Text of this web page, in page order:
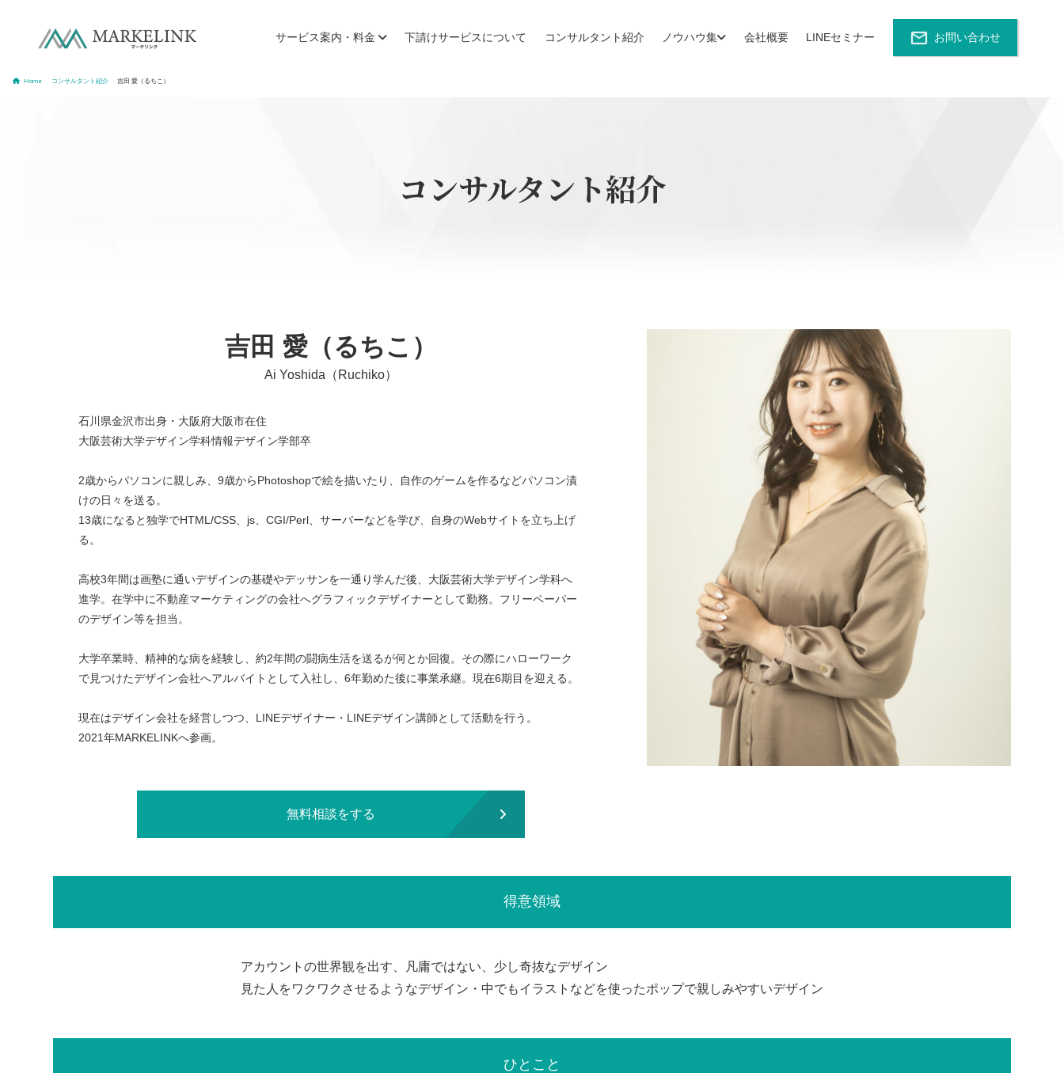
サービス案内・料金 下請けサービスについて コンサルタント紹介 ノウハウ集 会社概要 LINEセミナー お問い合わせ
Home コンサルタント紹介 吉田 愛（るちこ）
コンサルタント紹介
吉田 愛（るちこ）
Ai Yoshida（Ruchiko）
石川県金沢市出身・大阪府大阪市在住
大阪芸術大学デザイン学科情報デザイン学部卒
2歳からパソコンに親しみ、9歳からPhotoshopで絵を描いたり、自作のゲームを作るなどパソコン漬
けの日々を送る。
13歳になると独学でHTML/CSS、js、CGI/Perl、サーバーなどを学び、自身のWebサイトを立ち上げ
る。
高校3年間は画塾に通いデザインの基礎やデッサンを一通り学んだ後、大阪芸術大学デザイン学科へ
進学。在学中に不動産マーケティングの会社へグラフィックデザイナーとして勤務。フリーペーパー
のデザイン等を担当。
大学卒業時、精神的な病を経験し、約2年間の闘病生活を送るが何とか回復。その際にハローワーク
で見つけたデザイン会社へアルバイトとして入社し、6年勤めた後に事業承継。現在6期目を迎える。
現在はデザイン会社を経営しつつ、LINEデザイナー・LINEデザイン講師として活動を行う。
2021年MARKELINKへ参画。
無料相談をする
得意領域
アカウントの世界観を出す、凡庸ではない、少し奇抜なデザイン
見た人をワクワクさせるようなデザイン・中でもイラストなどを使ったポップで親しみやすいデザイン
ひとこと